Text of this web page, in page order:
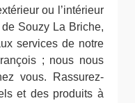
ou l’intérieur
Souzy La Briche,
services de notre
; nous nous
vous. Rassurez-
et des produits à